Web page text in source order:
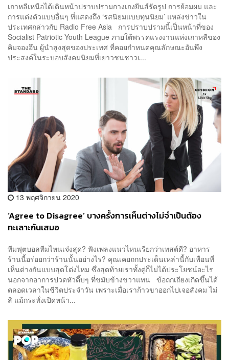
เกาหลีเหนือได้เดินหน้าปราบปรามกางเกงยีนส์รัดรูป การย้อมผม และ
การแต่งตัวแบบอื่นๆ ที่แสดงถึง ‘รสนิยมแบบทุนนิยม’ แหล่งข่าวใน
ประเทศกล่าวกับ Radio Free Asia การปราบปรามนี้เป็นหน้าที่ของ
Socialist Patriotic Youth League ภายใต้พรรคแรงงานแห่งเกาหลีของ
คิมจองอึน ผู้นำสูงสุดของประเทศ ที่คอยกำหนดคุณลักษณะอันพึง
ประสงค์ในระบอบสังคมนิยมที่เยาวชนชาวเ...
13 พฤศจิกายน 2020
‘Agree to Disagree’ บางครั้งการเห็นต่างไม่จำเป็นต้อง
ทะเลาะกันเสมอ
ทีมฟุตบอลทีมไหนเจ๋งสุด? ฟังเพลงแนวไหนเรียกว่าเทสต์ดี? อาหาร
ร้านนี้อร่อยกว่าร้านนั้นอย่างไร? คุณเคยถกประเด็นเหล่านี้กับเพื่อนที่
เห็นต่างกันแบบสุดโต่งไหม ซึ่งสุดท้ายเราทั้งคู่ก็ไม่ได้ประโยชน์อะไร
นอกจากอาการปวดหัวตึ้บๆ ที่ขมับข้างขวาแทน ข้อถกเถียงเกิดขึ้นได้
ตลอดเวลาในชีวิตประจำวัน เพราะเมื่อเราก้าวขาออกไปเจอสังคม ไม่
สิ แม้กระทั่งเปิดหน้า...